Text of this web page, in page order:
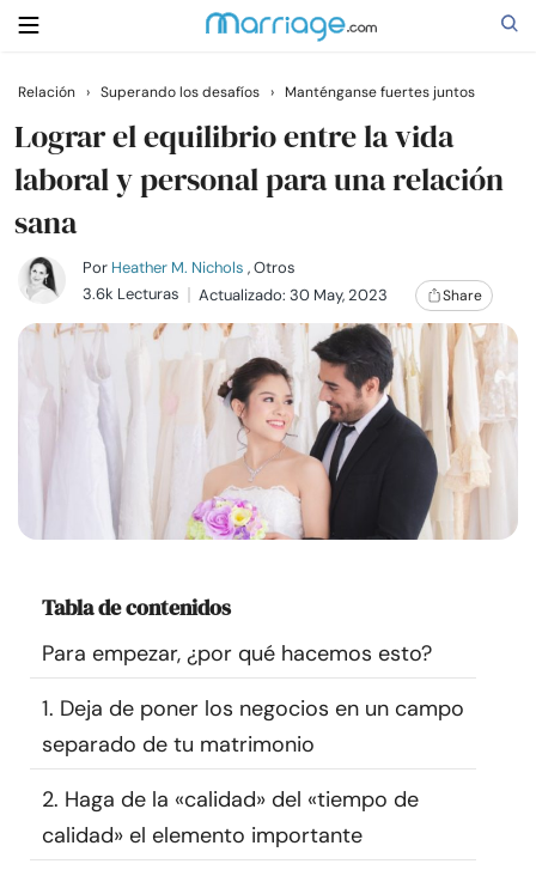
Buscar
Casarse
Relaciones
Familia
Encuentra un terapeuta
Idioma ES
Sobre nosotros Contáctanos Escríbenos
Publicidad con
Relación › Superando los desafíos › Manténganse fuertes juntos
Lograr el equilibrio entre la vida
laboral y personal para una relación
sana
Por Heather M. Nichols , Otros
3.6k Lecturas
Actualizado: 30 May, 2023 Share
Tabla de contenidos
Para empezar, ¿por qué hacemos esto?
1. Deja de poner los negocios en un campo
separado de tu matrimonio
2. Haga de la «calidad» del «tiempo de
calidad» el elemento importante